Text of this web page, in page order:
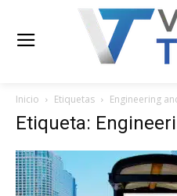
Inicio Etiquetas Engineering
Etiqueta: